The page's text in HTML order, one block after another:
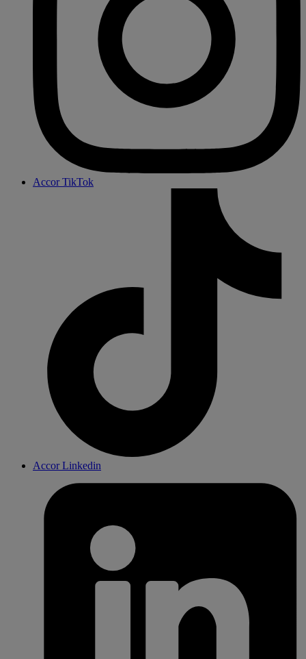
Accor TikTok
Accor Linkedin